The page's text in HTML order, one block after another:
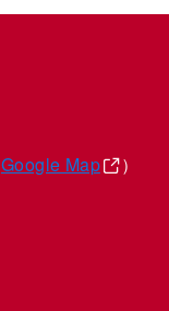
Google Map ）